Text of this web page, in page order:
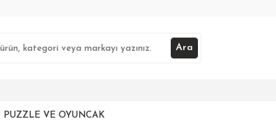
Ara
PUZZLE VE OYUNCAK